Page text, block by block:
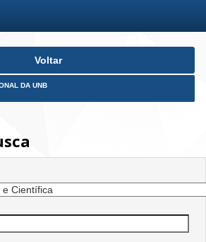
Voltar
DA UNB